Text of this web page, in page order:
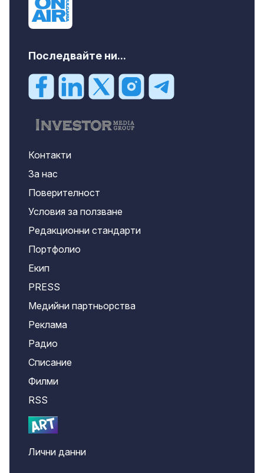
Последвайте ни...
Контакти
За нас
Поверителност
Условия за ползване
Редакционни стандарти
Портфолио
Екип
PRESS
Медийни партньорства
Реклама
Радио
Списание
Филми
RSS
Лични данни